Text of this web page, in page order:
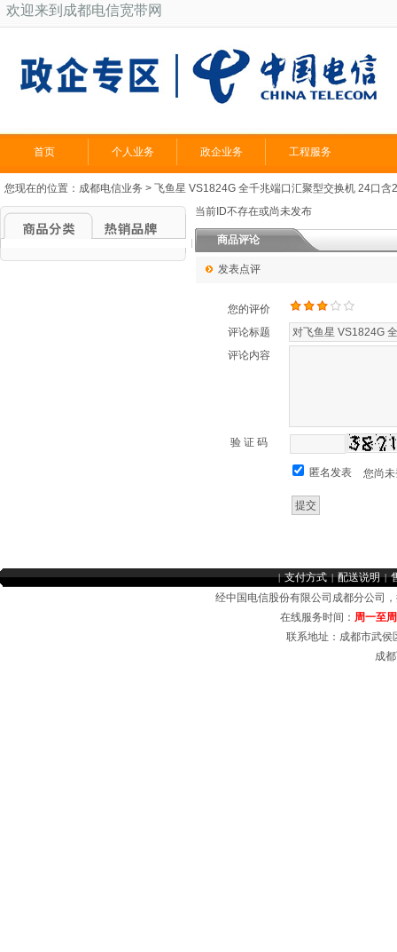
欢迎来到成都电信宽带网
首页 个人业务 政企业务 工程服务
当前ID不存在或尚未发布
您现在的位置： 成都电信业务 > 飞鱼星 VS1824G 全千兆端口汇聚型交换机 24口含
商品评论
发表点评
您的评价
评论标题
评论内容
验 证 码
匿名发表 您尚
经中国电信股份有限公司成都分公
在线服务时间： 周一至
联系地址：成都市武
成
|支付方式 |配送说明 |